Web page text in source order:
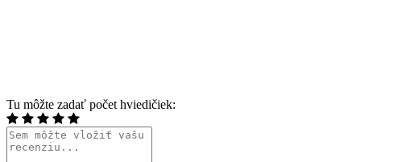
Tu môžte zadať počet hviedičiek: